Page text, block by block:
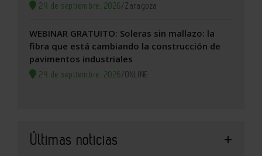
24 de septiembre, 2026/Zaragoza
WEBINAR GRATUITO: Soleras sin mallazo: la
fibra que está cambiando la construcción de
pavimentos industriales
24 de septiembre, 2026/ONLINE
Últimas noticias